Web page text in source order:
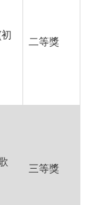
二等獎
三等獎